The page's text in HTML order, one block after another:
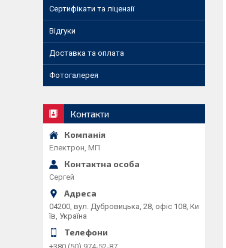
Сертифікати та ліцензії
Відгуки
Доставка та оплата
Фотогалерея
Контакти
Електрон, МП
Сергей
04200, вул. Дубровицька, 28, офіс 108, Ки
їв, Україна